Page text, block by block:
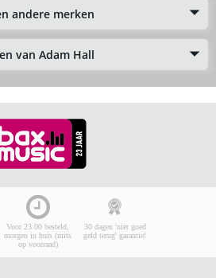
andere merken
van Adam Hall
Voor 23:00 besteld,
morgen in huis (mits
op voorraad)
30 dagen 'niet goed
geld terug' garantie!